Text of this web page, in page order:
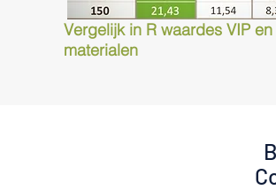
Vergelijk in R waardes VIP
materialen